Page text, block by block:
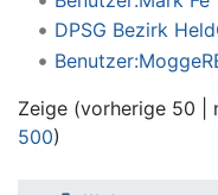
DPSG Bezirk
Zeige (vorherige 50 |
500)